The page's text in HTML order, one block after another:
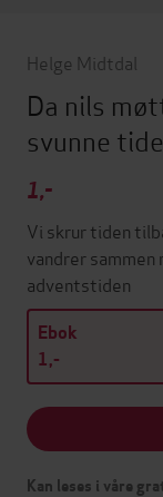
Helge Midtdal
Da nils
svunne
1,-
Vi skrur tiden
vandrer sammen
adventstiden
Ebok
1,-
Kan leses i våre